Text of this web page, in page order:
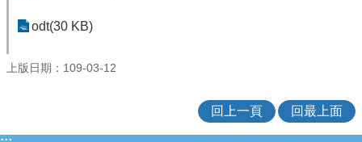
odt(30 KB)
上版日期：109-03-12
回上一頁 回最上面